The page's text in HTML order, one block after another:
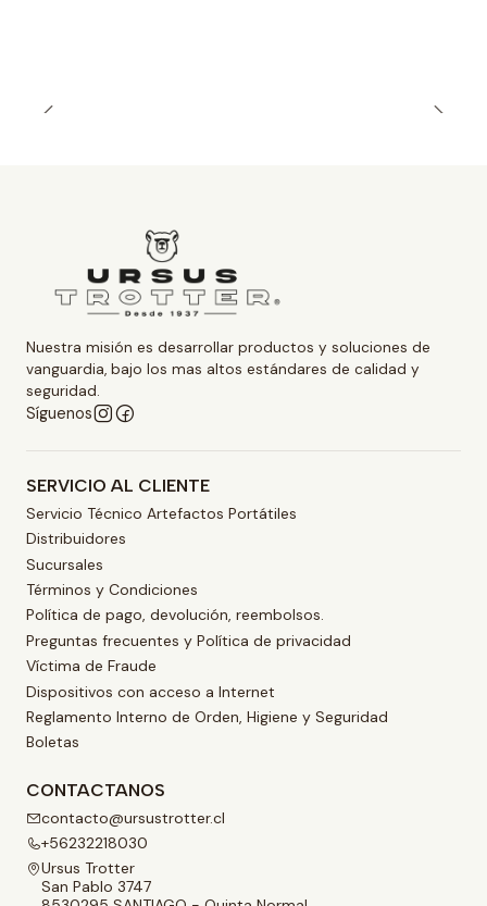
Nuestra misión es desarrollar productos y soluciones de
vanguardia, bajo los mas altos estándares de calidad y
seguridad.
Síguenos
SERVICIO AL CLIENTE
Servicio Técnico Artefactos Portátiles
Distribuidores
Sucursales
Términos y Condiciones
Política de pago, devolución, reembolsos.
Preguntas frecuentes y Política de privacidad
Víctima de Fraude
Dispositivos con acceso a Internet
Reglamento Interno de Orden, Higiene y Seguridad
Boletas
CONTACTANOS
contacto@ursustrotter.cl
+56232218030
Ursus Trotter
San Pablo 3747